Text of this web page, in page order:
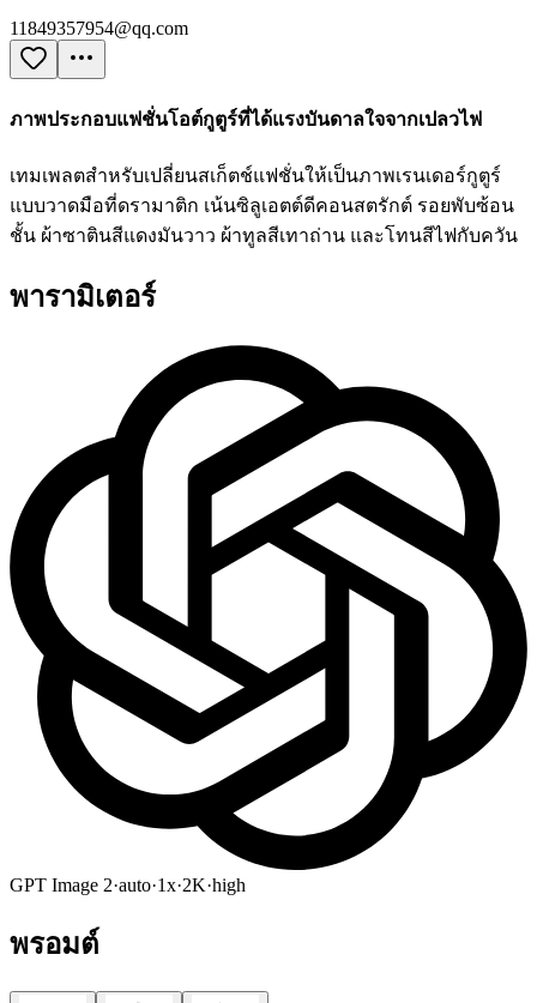
11849357954@qq.com
ภาพประกอบแฟชั่นโอต์กูตูร์ที่ได้แรงบันดาลใจจากเปลวไฟ
เทมเพลตสำหรับเปลี่ยนสเก็ตช์แฟชั่นให้เป็นภาพเรนเดอร์กูตูร์
แบบวาดมือที่ดรามาติก เน้นซิลูเอตต์ดีคอนสตรักต์ รอยพับซ้อน
ชั้น ผ้าซาตินสีแดงมันวาว ผ้าทูลสีเทาถ่าน และโทนสีไฟกับควัน
พารามิเตอร์
GPT Image 2·auto·1x·2K·high
พรอมต์